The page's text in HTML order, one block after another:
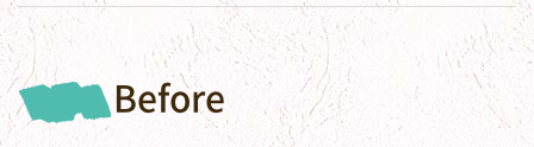
Before